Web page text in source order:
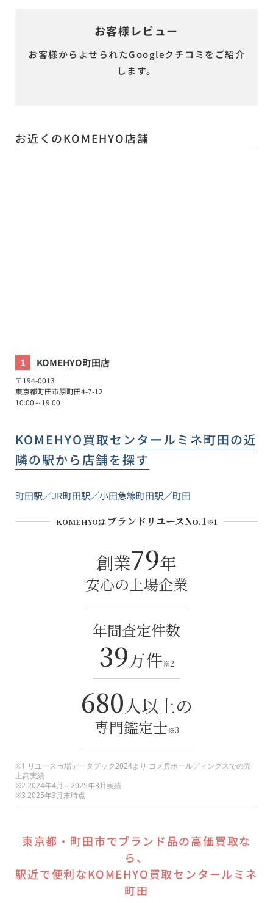
お客様レビュー
お客様からよせられたGoogleクチコミをご紹介
します。
お近くのKOMEHYO店舗
1 KOMEHYO町田店
〒194-0013
東京都町田市原町田4-7-12
10:00～19:00
KOMEHYO買取センタールミネ町田の近
隣の駅から店舗を探す
町田駅／JR町田駅／小田急線町田駅／町田
KOMEHYOは ブランドリユースNo.1※1
創業79年
安心の上場企業
年間査定件数
39万件※2
680人以上の
専門鑑定士※3
※1 リユース市場データブック2024より コメ兵ホールディングスでの売
上高実績
※2 2024年4月～2025年3月実績
※3 2025年3月末時点
東京都 ・ 町田市でブランド品の高価買取な
ら、
駅近で便利なKOMEHYO買取センタールミネ
町田